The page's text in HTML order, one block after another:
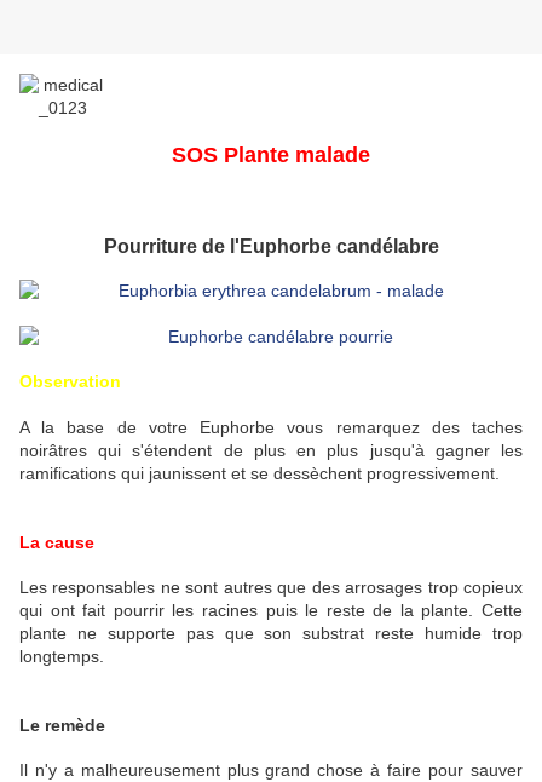
SOS Plante malade
Pourriture de l'Euphorbe candélabre
Observation
A la base de votre Euphorbe vous remarquez des taches
noirâtres qui s'étendent de plus en plus jusqu'à gagner les
ramifications qui jaunissent et se dessèchent progressivement.
La cause
Les responsables ne sont autres que des arrosages trop copieux
qui ont fait pourrir les racines puis le reste de la plante. Cette
plante ne supporte pas que son substrat reste humide trop
longtemps.
Le remède
Il n'y a malheureusement plus grand chose à faire pour sauver